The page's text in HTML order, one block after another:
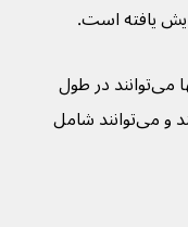
عوارض ناشی از مخملک نادر است. آنها می‌توانند در طول
روز‌ها یا هفته‌های پس از عفونت رخ دهند و می‌توانند شامل